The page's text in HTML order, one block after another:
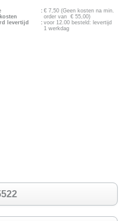
: € 7,50(Geen kosten na min.
order van € 55,00)
levertijd
: voor 12.00 besteld: levertijd
1 werkdag